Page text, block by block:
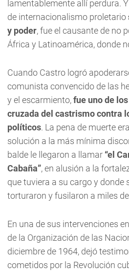
lamentablemente allí perdura.
de internacionalismo proletario
y poder, fue el causante de no
África y Latinoamérica, donde
Cuando Castro logró
comunista convencido de las
y el escarmiento,fue uno de
cruzada del castrismo contra
políticos. La pena de muerte
solución a la más mínima
balde le llegaron a llamar “el
Cabaña”, en alusión a la
que tuviera a su cargo y donde
torturaron y fusilaron a miles
En una de sus intervenciones
de la Organización de las
diciembre de 1964, dejó
cometidos por la Revolución